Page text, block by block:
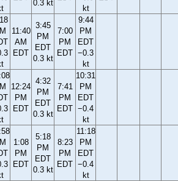
0.3 kt
kt
11:40
AM
EDT
3:45
PM
EDT
0.3 kt
7:00
PM
EDT
9:44
PM
EDT
−0.3
kt
12:24
PM
EDT
4:32
PM
EDT
0.3 kt
7:41
PM
EDT
10:31
PM
EDT
−0.4
kt
1:08
PM
EDT
5:18
PM
EDT
0.3 kt
8:23
PM
EDT
11:18
PM
EDT
−0.4
kt